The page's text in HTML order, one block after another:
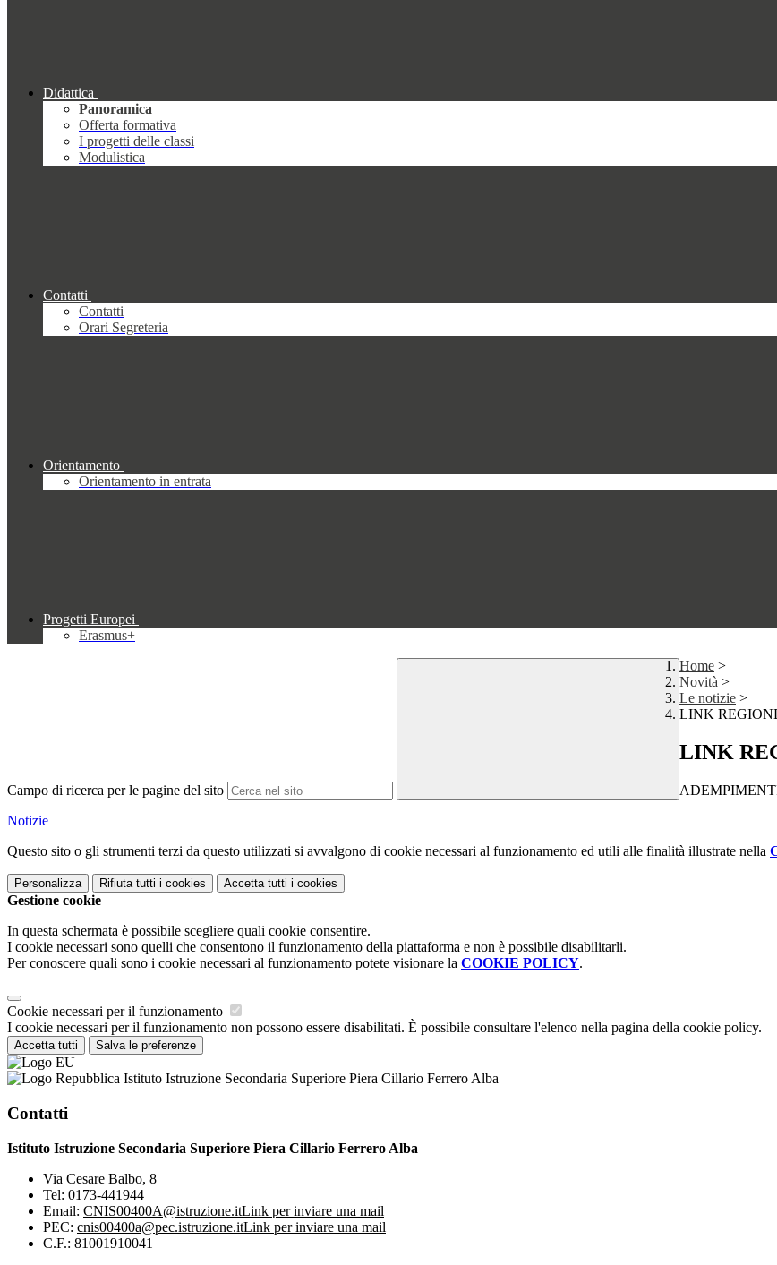
Didattica
Panoramica
Offerta formativa
I progetti delle classi
Modulistica
Contatti
Contatti
Orari Segreteria
Orientamento
Orientamento in entrata
Progetti Europei
Erasmus+
Campo di ricerca per le pagine del sito
Home >
Novità >
Le notizie >
LINK
LINK
Notizie
Questo sito o gli strumenti terzi da questo utilizzati si avvalgono di cookie necessari al funzionamento ed utili alle finalità illustrate nella
Personalizza Rifiuta tutti i cookies Accetta tutti i cookies
Gestione cookie
In questa schermata è possibile scegliere quali cookie consentire.
I cookie necessari sono quelli che consentono il funzionamento della piattaforma e non è possibile disabilitarli.
Per conoscere quali sono i cookie necessari al funzionamento potete visionare la COOKIE POLICY.
Cookie necessari per il funzionamento
I cookie necessari per il funzionamento non possono essere disabilitati. È possibile consultare l'elenco nella pagina della cookie policy.
Accetta tutti Salva le preferenze
Istituto Istruzione Secondaria Superiore Piera Cillario Ferrero Alba
Contatti
Istituto Istruzione Secondaria Superiore Piera Cillario Ferrero Alba
Via Cesare Balbo, 8
Tel: 0173-441944
Email: CNIS00400A@istruzione.itLink per inviare una mail
PEC: cnis00400a@pec.istruzione.itLink per inviare una mail
C.F.: 81001910041